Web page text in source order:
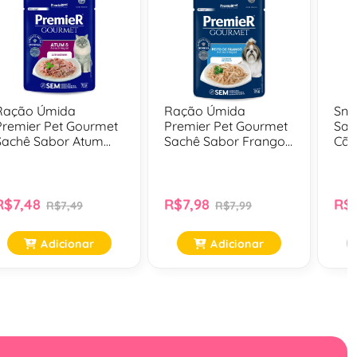
Úmida
Pet Gourmet
Sabor Atum
R$7,49
Adicionar
Ração Úmida
Premier Pet Gourmet
Sachê Sabor Frango
R$7,98 R$7,99
Adicionar